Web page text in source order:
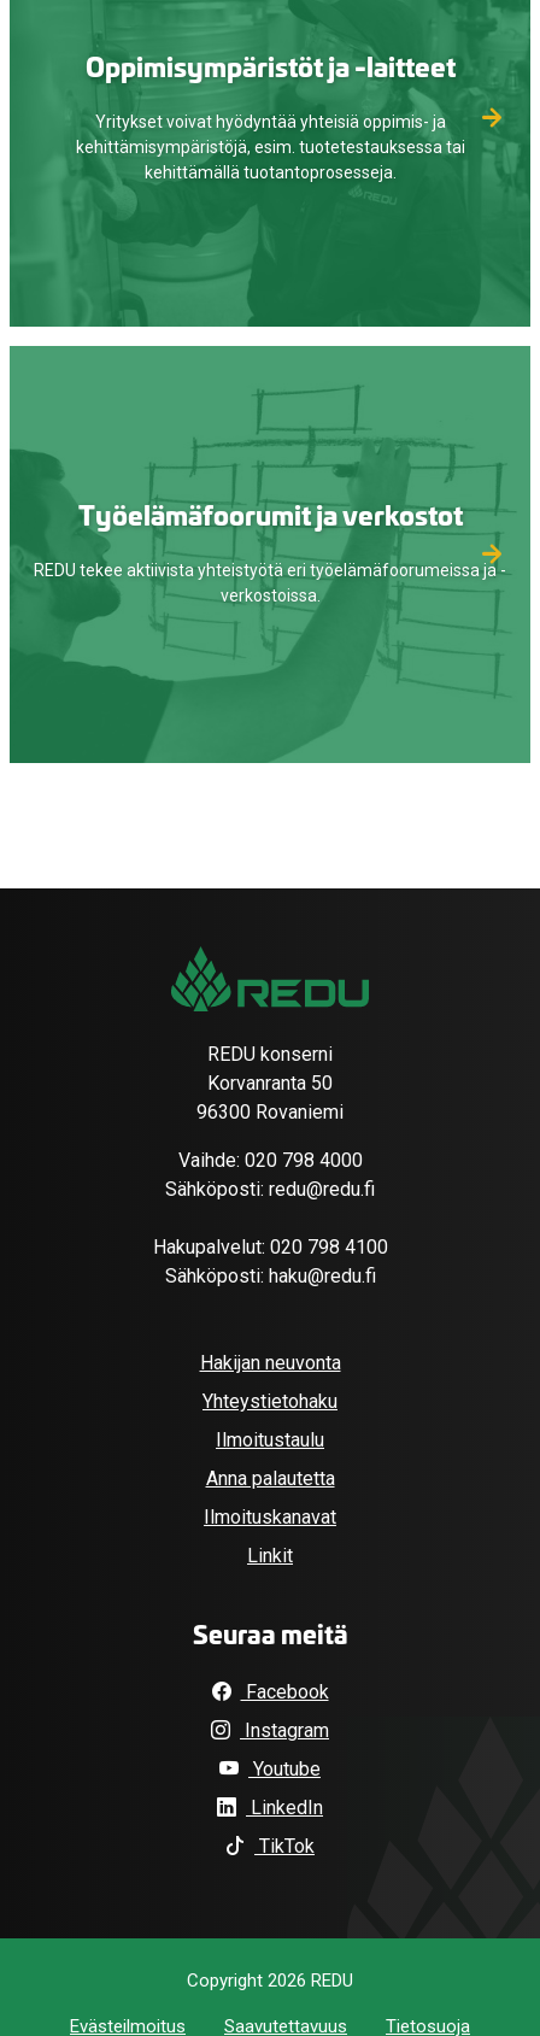
Oppimisympäristöt ja -laitteet
Yritykset voivat hyödyntää yhteisiä oppimis- ja
kehittämisympäristöjä, esim. tuotetestauksessa tai
kehittämällä tuotantoprosesseja.
Työelämäfoorumit ja verkostot
REDU tekee aktiivista yhteistyötä eri työelämäfoorumeissa ja -
verkostoissa.
REDU konserni
Korvanranta 50
96300 Rovaniemi
Vaihde: 020 798 4000
Sähköposti: redu@redu.fi
Hakupalvelut: 020 798 4100
Sähköposti: haku@redu.fi
Hakijan neuvonta
Yhteystietohaku
Ilmoitustaulu
Anna palautetta
Ilmoituskanavat
Linkit
Seuraa meitä
Facebook
Instagram
Youtube
LinkedIn
TikTok
Copyright 2026 REDU
Evästeilmoitus Saavutettavuus Tietosuoja